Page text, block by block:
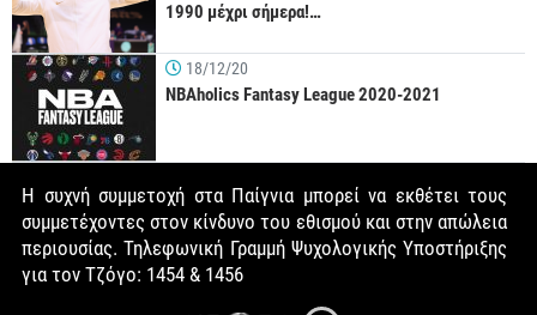
1990 μέχρι σήμερα!…
18/12/20
NBAholics Fantasy League 2020-2021
Η συχνή συμμετοχή στα Παίγνια μπορεί να εκθέτει τους
συμμετέχοντες στον κίνδυνο του εθισμού και στην απώλεια
περιουσίας. Τηλεφωνική Γραμμή Ψυχολογικής Υποστήριξης
για τον Τζόγο: 1454 & 1456